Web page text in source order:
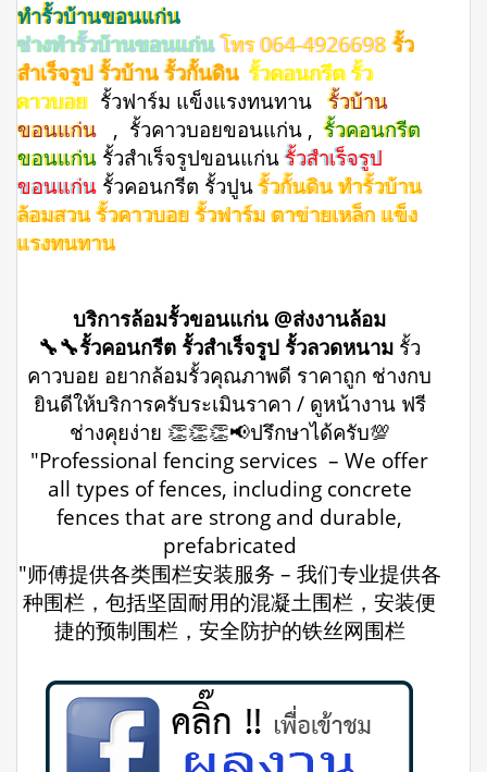
ทำรั้วบ้านขอนแก่น
ช่างทำรั้วบ้านขอนแก่นโทร 064-4926698 รั้ว
สำเร็จรูป รั้วบ้าน รั้วกั้นดิน รั้วคอนกรีต รั้ว
คาวบอย รั้วฟาร์ม แข็งแรงทนทาน รั้วบ้าน
ขอนแก่น
, รั้วคาวบอยขอนแก่น , รั้วคอนกรีต
ขอนแก่น รั้วสําเร็จรูปขอนแก่นรั้วสำเร็จรูป
ขอนแก่น รั้วคอนกรีต รั้วปูน รั้วกั้นดิน ทำรั้วบ้าน
ล้อมสวน รั้วคาวบอย รั้วฟาร์ม ตาข่ายเหล็ก แข็ง
แรงทนทาน
บริการล้อมรั้วขอนแก่น @ส่งงานล้อม
🔧🔧รั้วคอนกรีต รั้วสำเร็จรูป รั้วลวดหนาม รั้ว
คาวบอย อยากล้อมรั้วคุณภาพดี ราคาถูก ช่างกบ
ยินดีให้บริการครับระเมินราคา / ดูหน้างาน ฟรี
ช่างคุยง่าย 👏👏👏📢ปรึกษาได้ครับ💯
"Professional fencing services – We offer
all types of fences, including concrete
fences that are strong and durable,
prefabricated
"师傅提供各类围栏安装服务 – 我们专业提供各
种围栏，包括坚固耐用的混凝土围栏，安装便
捷的预制围栏，安全防护的铁丝网围栏